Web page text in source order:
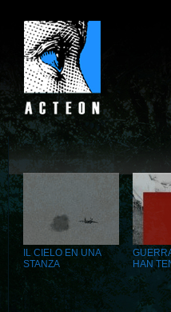
IL CIELO EN UNA
STANZA
HAN